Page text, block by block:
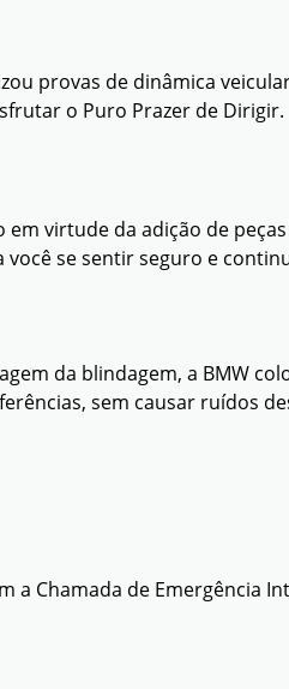
provas de dinâmica
o Puro Prazer de Dirigir.
virtude da adição de
se sentir seguro e
da blindagem, a BMW
sem causar ruídos
a Chamada de